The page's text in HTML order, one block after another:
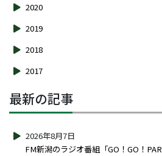
2020
2019
2018
2017
最新の記事
FM新潟のラジオ番組「GO！GO！
2026年8月7日